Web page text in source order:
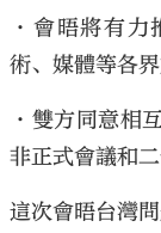
•會晤將有力
術、媒體等各
•雙方同意相
非正式會議和
這次會晤台灣